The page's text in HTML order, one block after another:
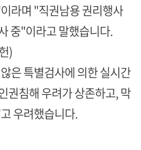
라며 "직권남용 권리행사
중"이라고 말했습니다.
)
은 특별검사에 의한 실시간
권침해 우려가 상존하고, 막
우려했습니다.